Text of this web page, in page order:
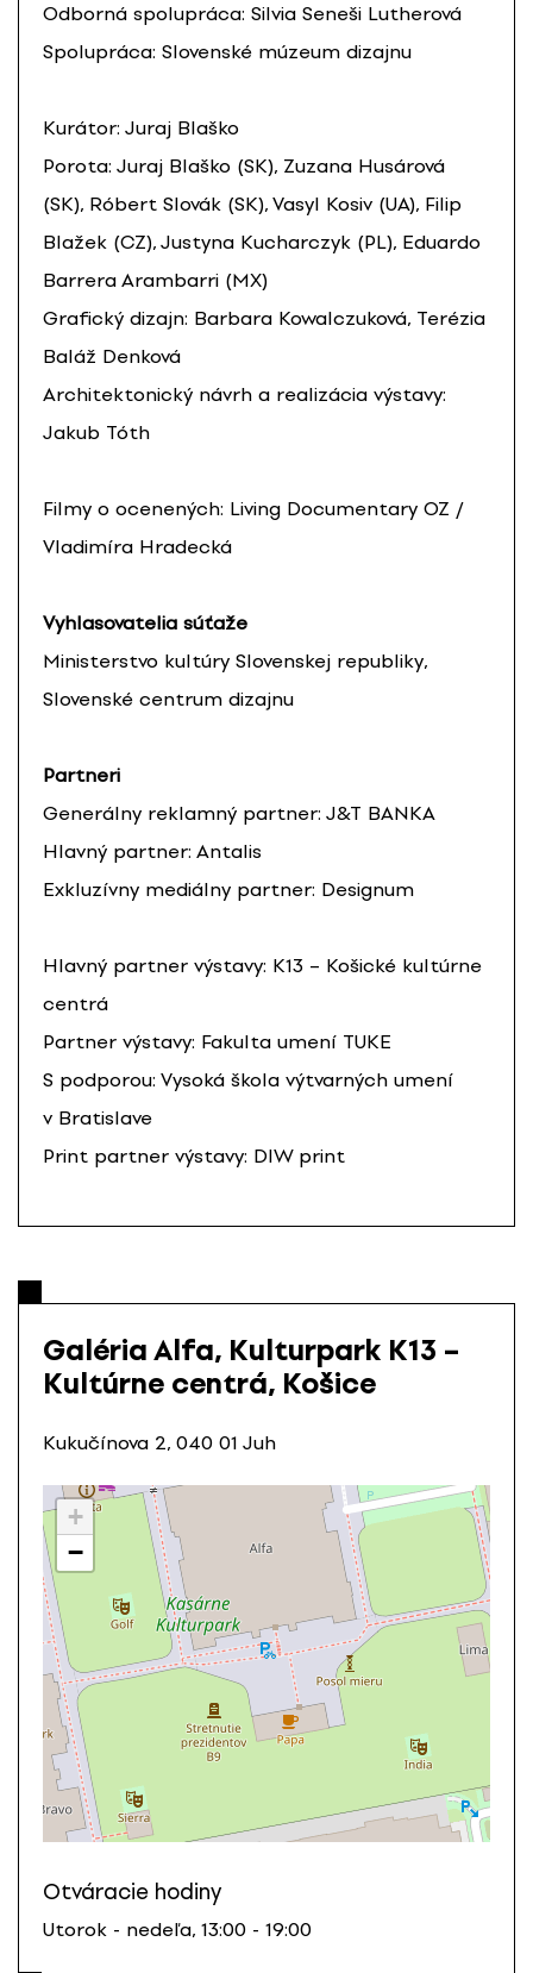
Odborná spolupráca: Silvia Seneši Lutherová
Spolupráca: Slovenské múzeum dizajnu
Kurátor: Juraj Blaško
Porota: Juraj Blaško (SK), Zuzana Husárová
(SK), Róbert Slovák (SK), Vasyl Kosiv (UA), Filip
Blažek (CZ), Justyna Kucharczyk (PL), Eduardo
Barrera Arambarri (MX)
Grafický dizajn: Barbara Kowalczuková, Terézia
Baláž Denková
Architektonický návrh a realizácia výstavy:
Jakub Tóth
Filmy o ocenených: Living Documentary OZ /
Vladimíra Hradecká
Vyhlasovatelia súťaže
Ministerstvo kultúry Slovenskej republiky,
Slovenské centrum dizajnu
Partneri
Generálny reklamný partner: J&T BANKA
Hlavný partner: Antalis
Exkluzívny mediálny partner: Designum
Hlavný partner výstavy: K13 – Košické kultúrne
centrá
Partner výstavy: Fakulta umení TUKE
S podporou: Vysoká škola výtvarných umení
v Bratislave
Print partner výstavy: DIW print
Galéria Alfa, Kulturpark K13 –
Kultúrne centrá, Košice
Kukučínova 2, 040 01 Juh
+
−
Otváracie hodiny
Utorok - nedeľa, 13:00 - 19:00